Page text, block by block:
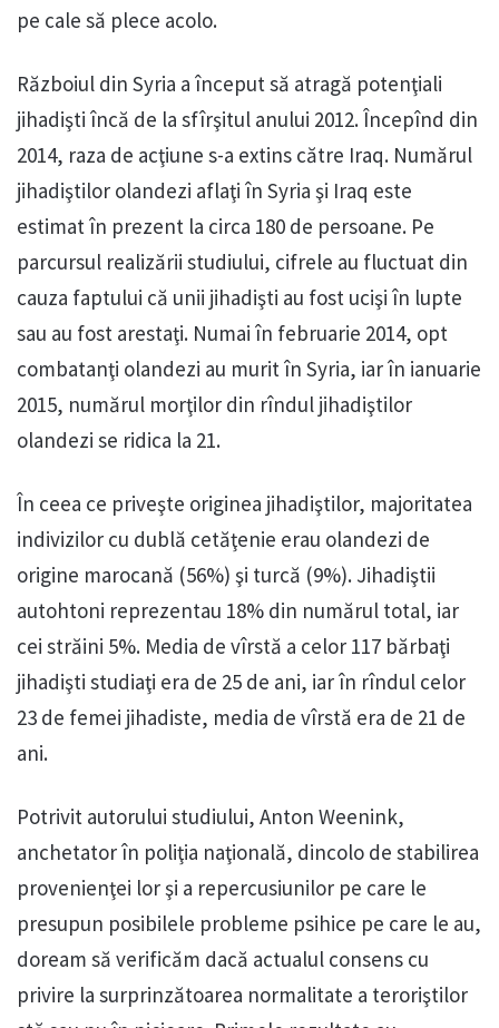
pe cale să plece acolo.
Războiul din Syria a început să atragă potenţiali
jihadişti încă de la sfîrşitul anului 2012. Începînd din
2014, raza de acţiune s-a extins către Iraq. Numărul
jihadiştilor olandezi aflaţi în Syria şi Iraq este
estimat în prezent la circa 180 de persoane. Pe
parcursul realizării studiului, cifrele au fluctuat din
cauza faptului că unii jihadişti au fost ucişi în lupte
sau au fost arestaţi. Numai în februarie 2014, opt
combatanţi olandezi au murit în Syria, iar în ianuarie
2015, numărul morţilor din rîndul jihadiştilor
olandezi se ridica la 21.
În ceea ce priveşte originea jihadiştilor, majoritatea
indivizilor cu dublă cetăţenie erau olandezi de
origine marocană (56%) şi turcă (9%). Jihadiştii
autohtoni reprezentau 18% din numărul total, iar
cei străini 5%. Media de vîrstă a celor 117 bărbaţi
jihadişti studiaţi era de 25 de ani, iar în rîndul celor
23 de femei jihadiste, media de vîrstă era de 21 de
ani.
Potrivit autorului studiului, Anton Weenink,
anchetator în poliţia naţională, dincolo de stabilirea
provenienţei lor şi a repercusiunilor pe care le
presupun posibilele probleme psihice pe care le au,
doream să verificăm dacă actualul consens cu
privire la surprinzătoarea normalitate a teroriştilor